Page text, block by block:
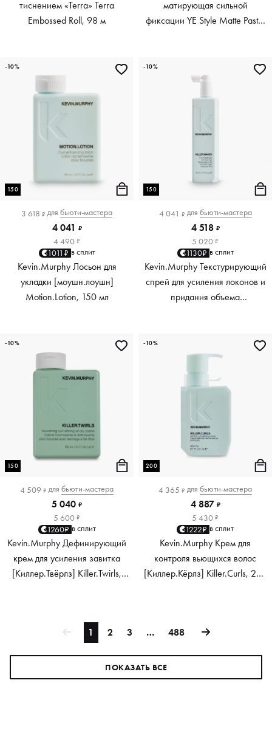
тиснением «Terra» Terra
Embossed Roll, 98 м
матирующая сильной
фиксации YE Style Matte Paste,
150
3 618 ₽ для бьюти-мастера
4 041 ₽
4 490 ₽
1011₽ в сплит
Kevin.Murphy Лосьон для
укладки [моушн.лоушн]
Motion.Lotion, 150 мл
-10%
150
4 041 ₽ для бьюти-мастера
4 518 ₽
5 020 ₽
1130₽ в сплит
Kevin.Murphy Текстурирующий
спрей для усиления локонов и
придания объема
-10%
150
4 509 ₽ для бьюти-мастера
5 040 ₽
5 600 ₽
1260₽ в сплит
Kevin.Murphy Дефинирующий
крем для усиления завитка
[Киллер.Твёрлз] Killer.Twirls,
-10%
200
4 365 ₽ для бьюти-мастера
4 887 ₽
5 430 ₽
1222₽ в сплит
Kevin.Murphy Крем для
контроля вьющихся волос
[Киллер.Кёрлз] Killer.Curls, 200
-10%
1 2 3 … 488
ПОКАЗАТЬ ВСЕ